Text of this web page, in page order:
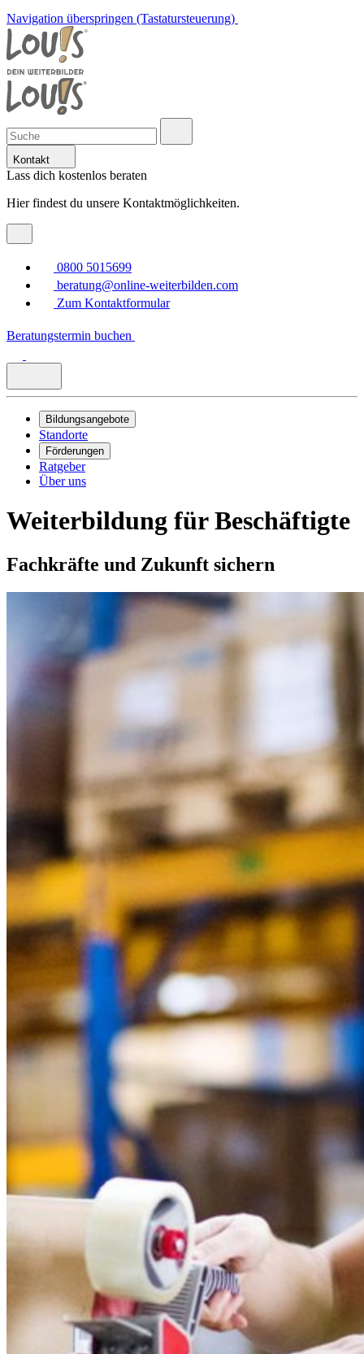
Navigation überspringen (Tastatursteuerung)
Kontakt
Lass dich kostenlos beraten
Hier findest du unsere Kontaktmöglichkeiten.
0800 5015699
beratung@online-weiterbilden.com
Zum Kontaktformular
Beratungstermin buchen
Bildungsangebote
Standorte
Förderungen
Ratgeber
Über uns
Weiterbildung für Beschäftigte
Fachkräfte und Zukunft sichern